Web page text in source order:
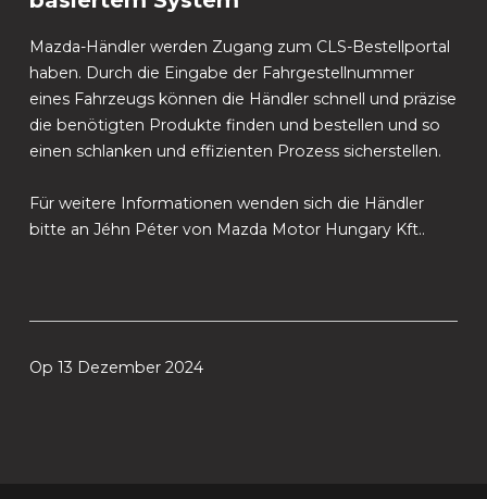
Mazda-Händler werden Zugang zum CLS-Bestellportal
haben. Durch die Eingabe der Fahrgestellnummer
eines Fahrzeugs können die Händler schnell und präzise
die benötigten Produkte finden und bestellen und so
einen schlanken und effizienten Prozess sicherstellen.
Für weitere Informationen wenden sich die Händler
bitte an Jéhn Péter von Mazda Motor Hungary Kft..
Op 13 Dezember 2024